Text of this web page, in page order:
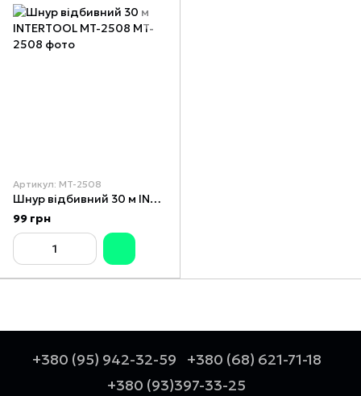
Артикул: MT-2508
Шнур відбивний 30 м INTERTOOL MT-2508
99 грн
+380 (95) 942-32-59
+380 (68) 621-71-18
+380 (93)397-33-25